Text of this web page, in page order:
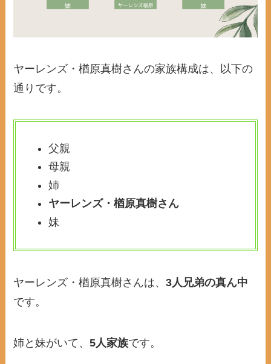
ヤーレンズ・楢原真樹さんの家族構成は、以下の
通りです。
父親
母親
姉
ヤーレンズ・楢原真樹さん
妹
ヤーレンズ・楢原真樹さんは、3人兄弟の真ん中
です。
姉と妹がいて、5人家族です。